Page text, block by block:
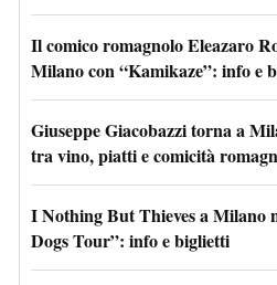
Il comico romagnolo Eleazaro
Milano con “Kamikaze”: info e
Giuseppe Giacobazzi torna a
tra vino, piatti e comicità
I Nothing But Thieves a Milano
Dogs Tour”: info e biglietti